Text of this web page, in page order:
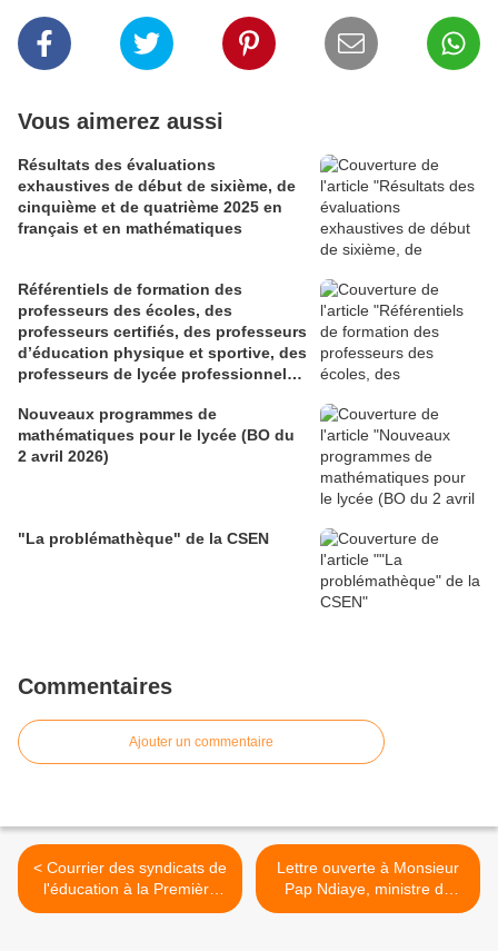
Vous aimerez aussi
Résultats des évaluations
exhaustives de début de sixième, de
cinquième et de quatrième 2025 en
français et en mathématiques
Référentiels de formation des
professeurs des écoles, des
professeurs certifiés, des professeurs
d’éducation physique et sportive, des
professeurs de lycée professionnel
certaines sections professionnelles,
et des conseillers principaux
d’éducation (Bulletin officiel spécial
Nouveaux programmes de
mathématiques pour le lycée (BO du
2 avril 2026)
"La problémathèque" de la CSEN
Commentaires
Ajouter un commentaire
< Courrier des syndicats de
l'éducation à la Première
Ministre (12 mai 2022)
Lettre ouverte à Monsieur
Pap Ndiaye, ministre de
l’Éducation Nationale et de